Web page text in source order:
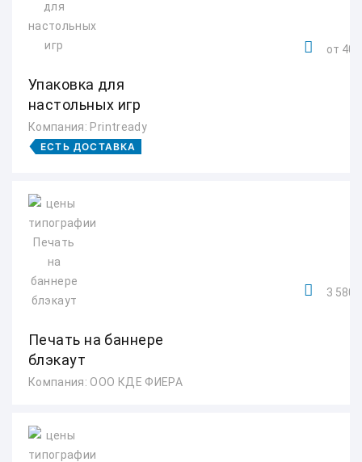
Упаковка для
настольных игр
Компания: Printready
ЕСТЬ ДОСТАВКА
от
Печать на баннере
блэкаут
Компания: ООО КДЕ ФИЕРА
3 580